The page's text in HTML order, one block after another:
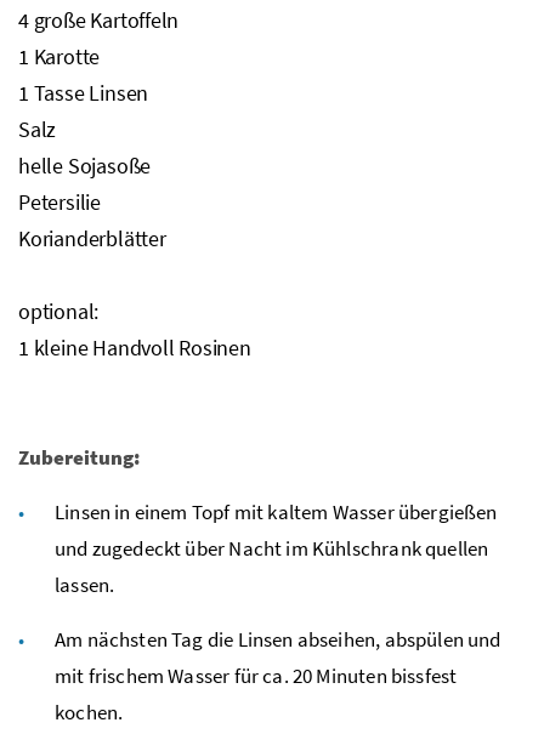
4 große Kartoffeln
1 Karotte
1 Tasse Linsen
Salz
helle Sojasoße
Petersilie
Korianderblätter
optional:
1 kleine Handvoll Rosinen
Zubereitung:
Linsen in einem Topf mit kaltem Wasser übergießen
und zugedeckt über Nacht im Kühlschrank quellen
lassen.
Am nächsten Tag die Linsen abseihen, abspülen und
mit frischem Wasser fürca.20 Minuten bissfest
kochen.